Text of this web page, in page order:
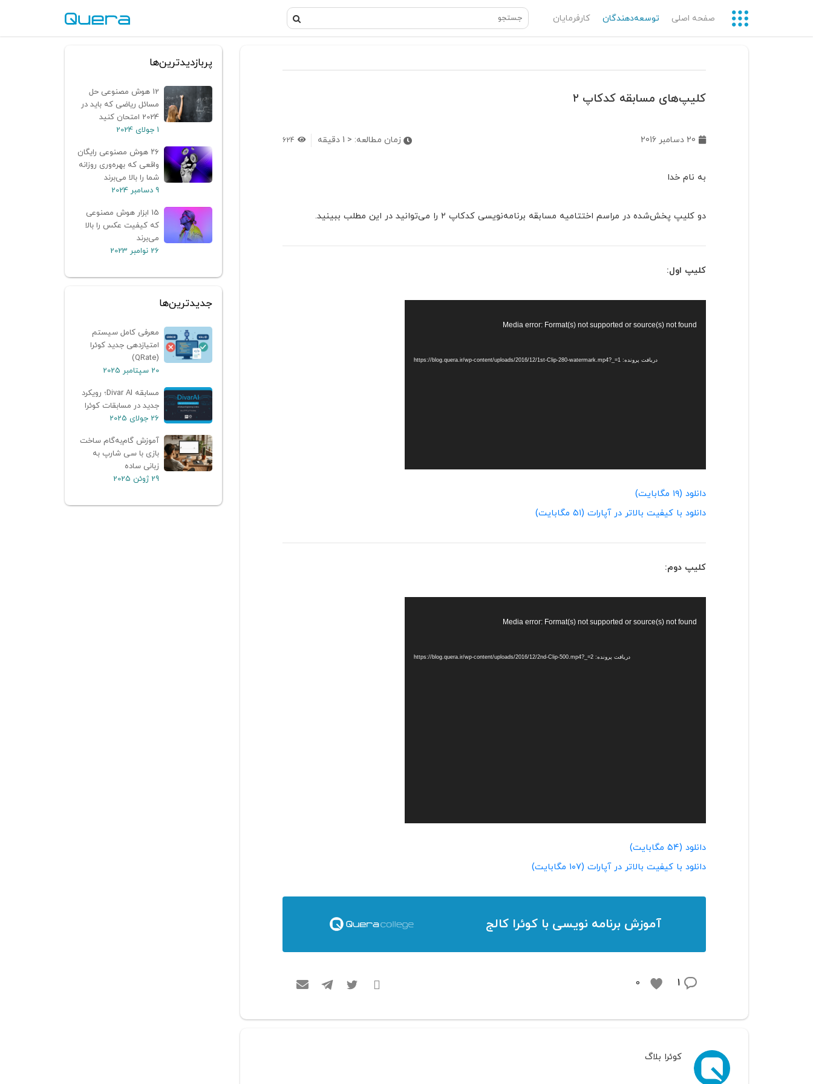
صفحه اصلی توسعه‌دهندگان‌ کارفرمایان
کلیپ‌های مسابقه کدکاپ ۲
20 دسامبر 2016 زمان مطالعه: < 1 دقیقه 624
به نام خدا
دو کلیپ پخش‌شده در مراسم اختتامیه مسابقه برنامه‌نویسی کدکاپ ۲ را می‌توانید در این مطلب ببینید.
کلیپ اول:
ویدیو
Media error: Format(s) not supported or source(s) not found
دریافت پرونده: https://blog.quera.ir/wp-content/uploads/2016/12/1st-Clip-280-watermark.mp4?_=1
دانلود (۱۹ مگابایت)
دانلود با کیفیت بالاتر در آپارات (۵۱ مگابایت)
کلیپ دوم:
ویدیو
Media error: Format(s) not supported or source(s) not found
دریافت پرونده: https://blog.quera.ir/wp-content/uploads/2016/12/2nd-Clip-500.mp4?_=2
دانلود (۵۴ مگابایت)
دانلود با کیفیت بالاتر در آپارات (۱۰۷ مگابایت)
آموزش برنامه نویسی با کوئرا کالج
1
0
کوئرا بلاگ
پربازدیدترین‌ها
12 هوش مصنوعی حل
مسائل ریاضی که باید در
2024 امتحان کنید
1 جولای 2024
۲۶ هوش مصنوعی رایگان
واقعی که بهره‌وری روزانه
شما را بالا می‌برند
9 دسامبر 2024
15 ابزار هوش مصنوعی
که کیفیت عکس را بالا
می‌برند
26 نوامبر 2023
جدیدترین‌ها
معرفی کامل سیستم
امتیازدهی جدید کوئرا
(QRate)
20 سپتامبر 2025
مسابقه Divar AI؛ رویکرد
جدید در مسابقات کوئرا
26 جولای 2025
آموزش گام‌به‌گام ساخت
بازی با سی شارپ به
زبانی ساده
29 ژوئن 2025